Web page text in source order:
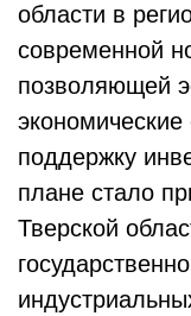
области в
современной
позволяющей
поддержку
плане стало
Тверской